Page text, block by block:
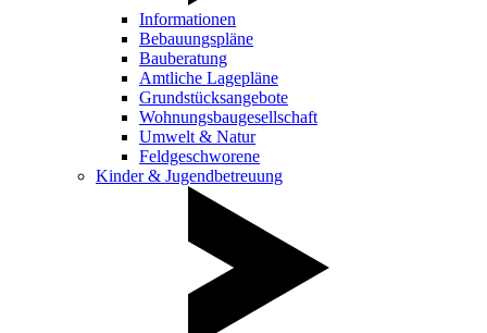
Informationen
Bebauungspläne
Bauberatung
Amtliche Lagepläne
Grundstücksangebote
Wohnungsbaugesellschaft
Umwelt & Natur
Feldgeschworene
Kinder & Jugendbetreuung